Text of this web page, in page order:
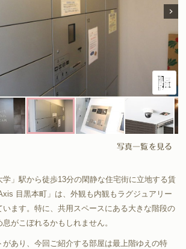
写真一覧を見る
」駅から徒歩13分の閑静な住宅街に立地する賃
目黒本町」は、外観も内観もラグジュアリー
ます。特に、共用スペースにある大きな階段の
がこぼれるかもしれません。
あり、今回ご紹介する部屋は最上階ゆえの特